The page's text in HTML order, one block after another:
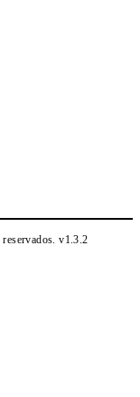
reservados.v1.3.2